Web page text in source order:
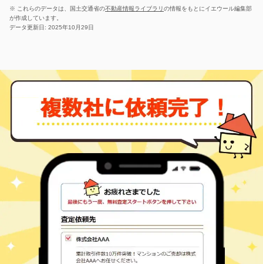
※ これらのデータは、国土交通省の不動産情報ライブラリの情報をもとにイエウール編集部
が作成しています。
データ更新日: 2025年10月29日